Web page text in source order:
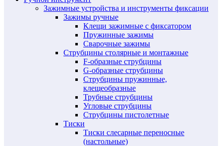
Зажимные устройства и инструменты фиксации
Зажимы ручные
Клещи зажимные с фиксатором
Пружинные зажимы
Сварочные зажимы
Струбцины столярные и монтажные
F-образные струбцины
G-образные струбцины
Струбцины пружинные,
клещеобразные
Трубные струбцины
Угловые струбцины
Струбцины пистолетные
Тиски
Тиски слесарные переносные
(настольные)